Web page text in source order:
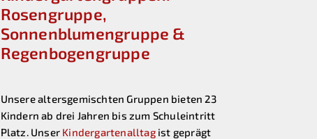
Rosengruppe,
Sonnenblumengruppe &
Regenbogengruppe
Unsere altersgemischten Gruppen bieten 23
Kindern ab drei Jahren bis zum Schuleintritt
Platz. Unser Kindergartenalltagist geprägt